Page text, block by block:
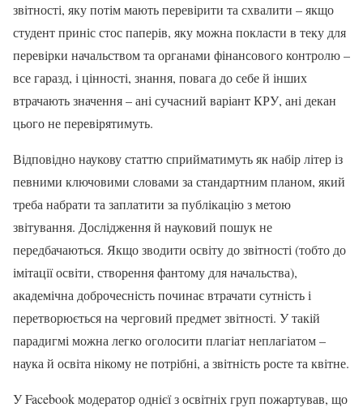
звітності, яку потім мають перевірити та схвалити – якщо
студент приніс стос паперів, яку можна покласти в теку для
перевірки начальством та органами фінансового контролю –
все гаразд, і цінності, знання, повага до себе й інших
втрачають значення – ані сучасний варіант КРУ, ані декан
цього не перевірятимуть.
Відповідно наукову статтю сприйматимуть як набір літер із
певними ключовими словами за стандартним планом, який
треба набрати та заплатити за публікацію з метою
звітування. Дослідження й науковий пошук не
передбачаються. Якщо зводити освіту до звітності (тобто до
імітації освіти, створення фантому для начальства),
академічна доброчесність починає втрачати сутність і
перетворюється на черговий предмет звітності. У такій
парадигмі можна легко оголосити плагіат неплагіатом –
наука й освіта нікому не потрібні, а звітність росте та квітне.
У Facebook модератор однієї з освітніх груп пожартував, що